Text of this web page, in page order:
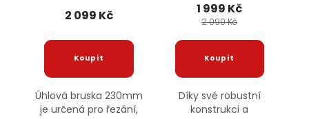
2 099 Kč
Úhlová bruska 230mm
je určená pro řezání,
1 999 Kč
2 090 Kč
Díky své robustní
konstrukci a